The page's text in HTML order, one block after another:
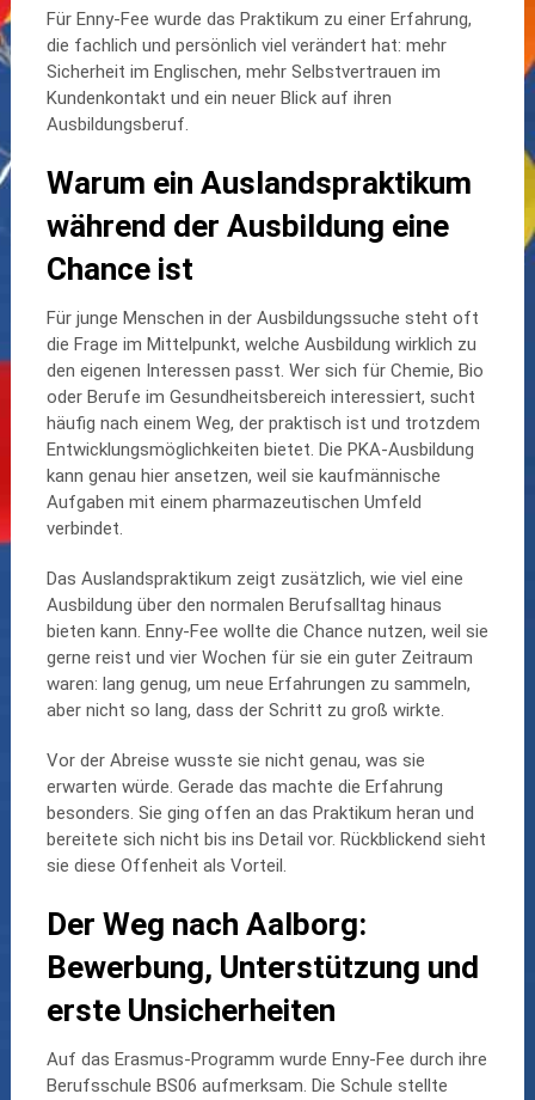
Für Enny-Fee wurde das Praktikum zu einer Erfahrung,
die fachlich und persönlich viel verändert hat: mehr
Sicherheit im Englischen, mehr Selbstvertrauen im
Kundenkontakt und ein neuer Blick auf ihren
Ausbildungsberuf.
Warum ein Auslandspraktikum
während der Ausbildung eine
Chance ist
Für junge Menschen in der Ausbildungssuche steht oft
die Frage im Mittelpunkt, welche Ausbildung wirklich zu
den eigenen Interessen passt. Wer sich für Chemie, Bio
oder Berufe im Gesundheitsbereich interessiert, sucht
häufig nach einem Weg, der praktisch ist und trotzdem
Entwicklungsmöglichkeiten bietet. Die PKA-Ausbildung
kann genau hier ansetzen, weil sie kaufmännische
Aufgaben mit einem pharmazeutischen Umfeld
verbindet.
Das Auslandspraktikum zeigt zusätzlich, wie viel eine
Ausbildung über den normalen Berufsalltag hinaus
bieten kann. Enny-Fee wollte die Chance nutzen, weil sie
gerne reist und vier Wochen für sie ein guter Zeitraum
waren: lang genug, um neue Erfahrungen zu sammeln,
aber nicht so lang, dass der Schritt zu groß wirkte.
Vor der Abreise wusste sie nicht genau, was sie
erwarten würde. Gerade das machte die Erfahrung
besonders. Sie ging offen an das Praktikum heran und
bereitete sich nicht bis ins Detail vor. Rückblickend sieht
sie diese Offenheit als Vorteil.
Der Weg nach Aalborg:
Bewerbung, Unterstützung und
erste Unsicherheiten
Auf das Erasmus-Programm wurde Enny-Fee durch ihre
Berufsschule BS06 aufmerksam. Die Schule stellte